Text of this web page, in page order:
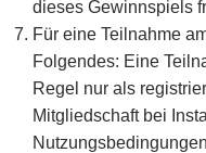
dieses Gewinnspiels
Für eine Teilnahme
Folgendes: Eine
Regel nur als
Mitgliedschaft bei